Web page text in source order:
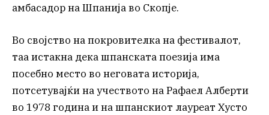
амбасадор на Шпанија во Скопје.
Во својство на покровителка на фестивалот,
таа истакна дека шпанската поезија има
посебно место во неговата историја,
потсетувајќи на учеството на Рафаел Алберти
во 1978 година и на шпанскиот лауреат Хусто